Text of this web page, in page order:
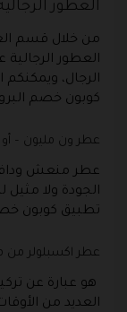
العطور
من خلال قسم
العطور
الرجال،
كوبون خصم
عطر ون مليون – أو
عطر منعش ودافئ
الجودة ولا
تطبيق كوبون
عطر اكسبلولر من
هو عبارة عن
العديد من